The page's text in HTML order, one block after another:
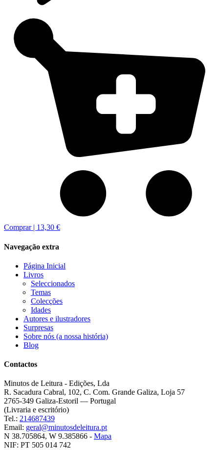
Comprar | 13,30 €
Navegação extra
Página Inicial
Livros
Seleccionados
Temas
Colecções
Idades
Autores e ilustradores
Surpresas
Sobre nós (a nossa história)
Blog
Contactos
Minutos de Leitura - Edições, Lda
R. Sacadura Cabral, 102, C. Com. Grande Galiza, Loja 57
2765-349 Galiza-Estoril — Portugal
(Livraria e escritório)
Tel.: 214687439
Email: geral@minutosdeleitura.pt
N 38.705864, W 9.385866 - Mapa
NIF: PT 505 014 742